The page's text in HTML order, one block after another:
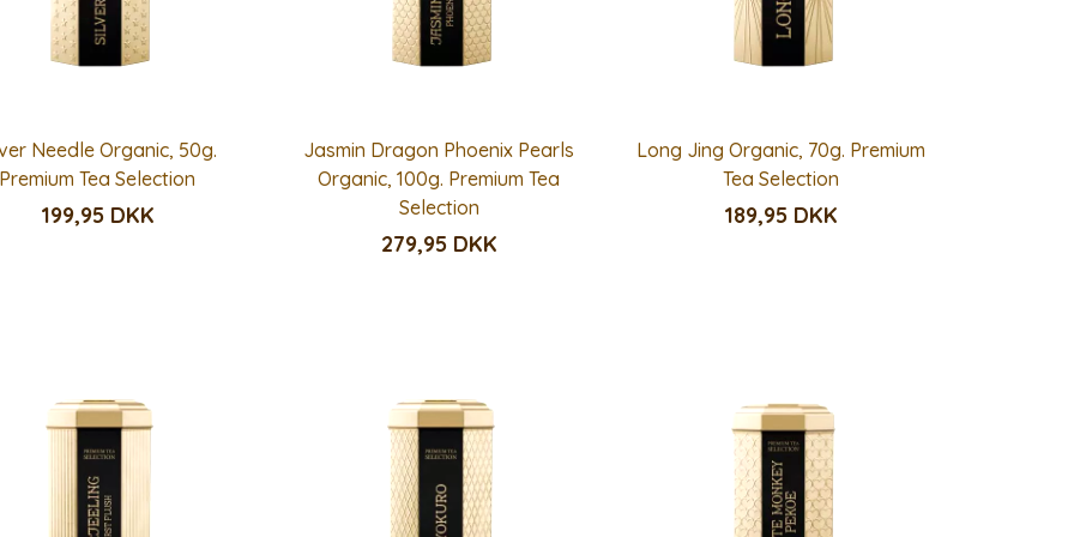
Needle Organic, 50g.
Premium Tea Selection
199,95 DKK
Jasmin Dragon Phoenix Pearls
Organic, 100g. Premium Tea
Selection
279,95 DKK
Long Jing Organic, 70g. Premium
Tea Selection
189,95 DKK